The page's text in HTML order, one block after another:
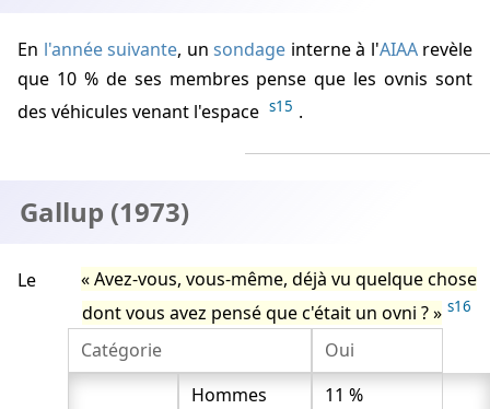
En l'année suivante, un sondage interne à l'AIAArevèle
que 10 % de ses membres pense que les ovnis sont
des véhicules venant l'espace s15 .
Gallup (1973)
Avez-vous, vous-même, déjà vu quelque chose
dont vous avez pensé que c'était un ovni ?
s16
Catégorie Oui
Hommes 11 %
Le